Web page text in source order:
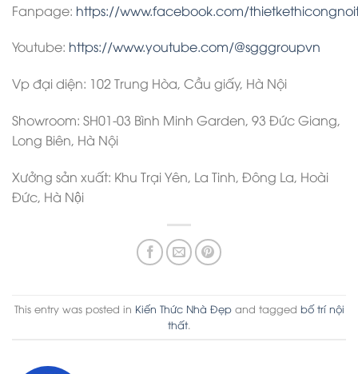
Fanpage: https://www.facebook.com/
Youtube: https://www.youtube.com/@sgggroupvn
Vp đại diện: 102 Trung Hòa, Cầu giấy, Hà Nội
Showroom: SH01-03 Bình Minh Garden, 93 Đức Giang,
Long Biên, Hà Nội
Xưởng sản xuất: Khu Trại Yên, La Tinh, Đông La, Hoài
Đức, Hà Nội
This entry was posted in Kiến Thức Nhà Đẹpand tagged bố trí nội
thất.